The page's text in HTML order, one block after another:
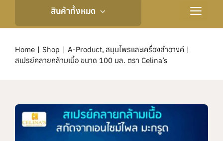
สินค้าทั้งหมด
Toggle
กิจกรรมและข่าวสาร
แบรนด์ทั้งหมด
Home Shop A-Product สมุนไพรและเครื่องสำอางค์
สเปรย์คลายกล้ามเนื้อ ขนาด 100 มล. ตรา Celina’s